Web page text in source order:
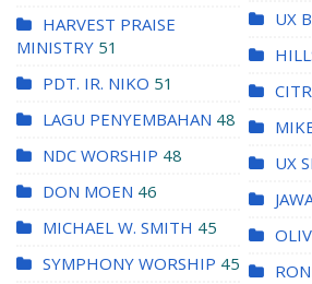
HARVEST PRAISE
MINISTRY 51
PDT. IR. NIKO 51
LAGU PENYEMBAHAN 48
NDC WORSHIP 48
DON MOEN 46
MICHAEL W. SMITH 45
SYMPHONY WORSHIP 45
UX
UX